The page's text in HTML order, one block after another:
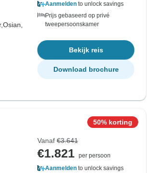
Osian,
Aanmelden to unlock savings
Prijs gebaseerd op privé
tweepersoonskamer
Bekijk reis
Download brochure
50% korting
Vanaf €3.641
€1.821 per persoon
Aanmelden to unlock savings